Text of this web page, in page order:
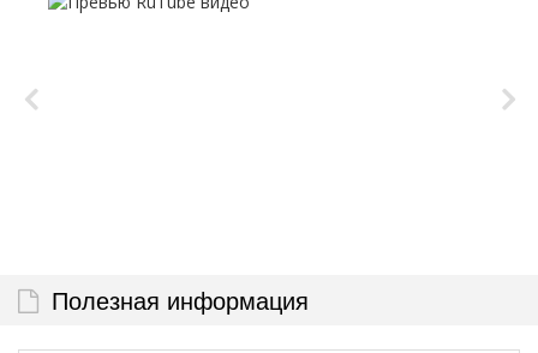
Полезная информация